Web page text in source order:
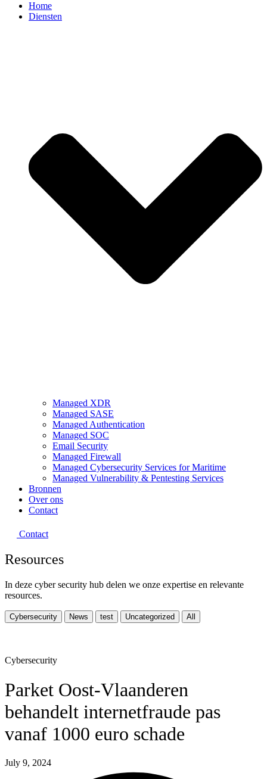
Home
Diensten
Managed XDR
Managed SASE
Managed Authentication
Managed SOC
Email Security
Managed Firewall
Managed Cybersecurity Services for Maritime
Managed Vulnerability & Pentesting Services
Bronnen
Over ons
Contact
Contact
Resources
In deze cyber security hub delen we onze expertise en relevante
resources.
Cybersecurity News test Uncategorized All
Cybersecurity
Parket Oost-Vlaanderen
behandelt internetfraude pas
vanaf 1000 euro schade
July 9, 2024